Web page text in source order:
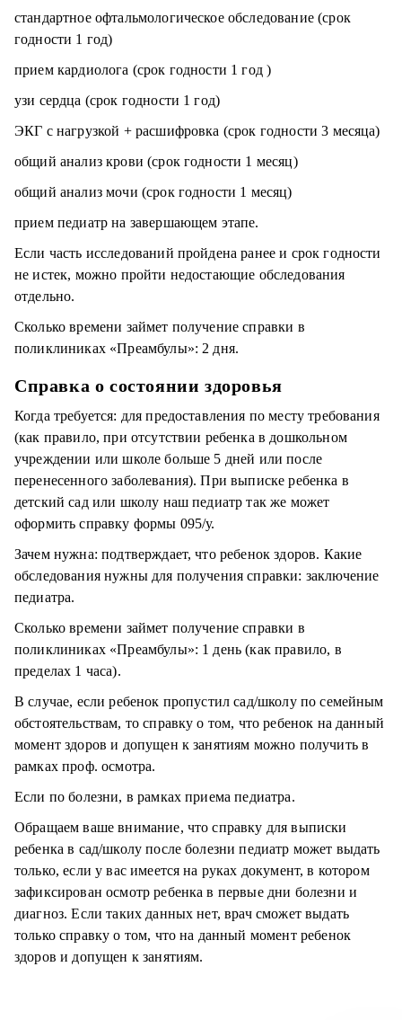
стандартное офтальмологическое обследование (срок
годности 1 год)
прием кардиолога (срок годности 1 год )
узи сердца (срок годности 1 год)
ЭКГ с нагрузкой + расшифровка (срок годности 3 месяца)
общий анализ крови (срок годности 1 месяц)
общий анализ мочи (срок годности 1 месяц)
прием педиатр на завершающем этапе.
Если часть исследований пройдена ранее и срок годности
не истек, можно пройти недостающие обследования
отдельно.
Сколько времени займет получение справки в
поликлиниках «Преамбулы»: 2 дня.
Справка о состоянии здоровья
Когда требуется: для предоставления по месту требования
(как правило, при отсутствии ребенка в дошкольном
учреждении или школе больше 5 дней или после
перенесенного заболевания). При выписке ребенка в
детcкий сад или школу наш педиатр так же может
оформить справку формы 095/у.
Зачем нужна: подтверждает, что ребенок здоров. Какие
обследования нужны для получения справки: заключение
педиатра.
Сколько времени займет получение справки в
поликлиниках «Преамбулы»: 1 день (как правило, в
пределах 1 часа).
В случае, если ребенок пропустил сад/школу по семейным
обстоятельствам, то справку о том, что ребенок на данный
момент здоров и допущен к занятиям можно получить в
рамках проф. осмотра.
Если по болезни, в рамках приема педиатра.
Обращаем ваше внимание, что справку для выписки
ребенка в сад/школу после болезни педиатр может выдать
только, если у вас имеется на руках документ, в котором
зафиксирован осмотр ребенка в первые дни болезни и
диагноз. Если таких данных нет, врач сможет выдать
только справку о том, что на данный момент ребенок
здоров и допущен к занятиям.